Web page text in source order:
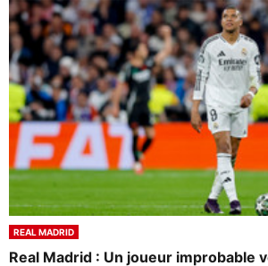
REAL MADRID
Real Madrid : Un joueur improbable